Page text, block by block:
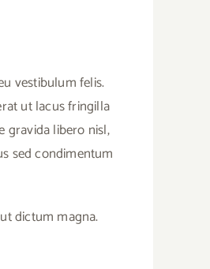
vestibulum felis.
ut lacus fringilla
gravida libero nisl,
sed condimentum
dictum magna.